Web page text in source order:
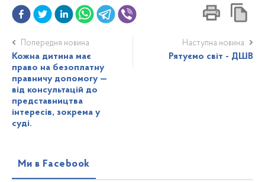
Попередня новина
Кожна дитина має
право на безоплатну
правничу допомогу —
від консультацій до
представництва
інтересів, зокрема у
суді.
Наступна новина
Рятуємо світ - ДШВ
Ми в Facebook